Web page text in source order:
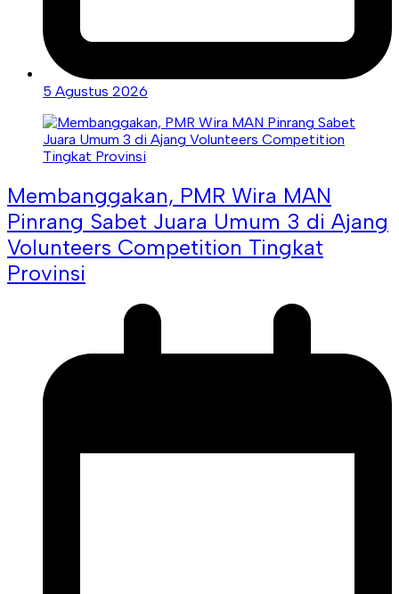
5 Agustus 2026
Membanggakan, PMR Wira MAN
Pinrang Sabet Juara Umum 3 di Ajang
Volunteers Competition Tingkat
Provinsi